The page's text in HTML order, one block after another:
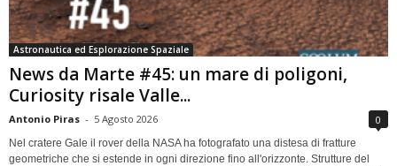
Astronautica ed Esplorazione Spaziale
News da Marte #45: un mare di poligoni,
Curiosity risale Valle...
Antonio Piras - 5 Agosto 2026 0
Nel cratere Gale il rover della NASA ha fotografato una distesa di fratture
geometriche che si estende in ogni direzione fino all'orizzonte. Strutture del